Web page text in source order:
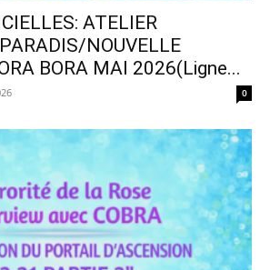
ATELIER
NOUVELLE
BORA MAI 2026(Ligne...
0